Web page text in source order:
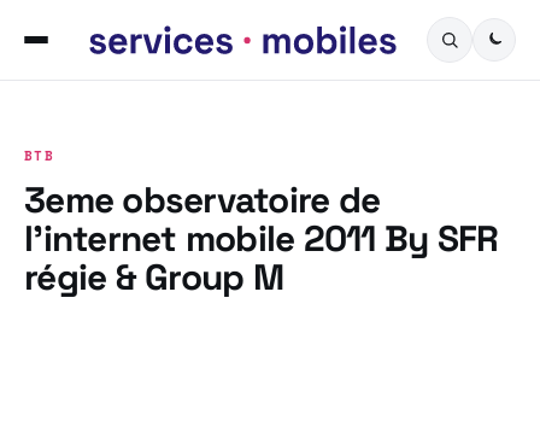
BTB
3eme observatoire de
l’internet mobile 2011 By SFR
régie & Group M